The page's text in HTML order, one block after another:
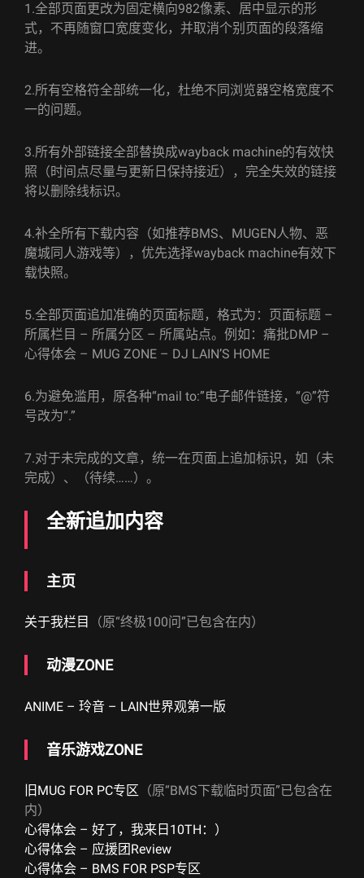
1.全部页面更改为固定横向982像素、居中显示的形
式，不再随窗口宽度变化，并取消个别页面的段落缩
进。
2.所有空格符全部统一化，杜绝不同浏览器空格宽度不
一的问题。
3.所有外部链接全部替换成wayback machine的有效快
照（时间点尽量与更新日保持接近），完全失效的链接
将以删除线标识。
4.补全所有下载内容（如推荐BMS、MUGEN人物、恶
魔城同人游戏等），优先选择wayback machine有效下
载快照。
5.全部页面追加准确的页面标题，格式为：页面标题 –
所属栏目 – 所属分区 – 所属站点。例如：痛批DMP –
心得体会 – MUG ZONE – DJ LAIN’S HOME
6.为避免滥用，原各种“mail to:”电子邮件链接，“@”符
号改为“.”
7.对于未完成的文章，统一在页面上追加标识，如（未
完成）、（待续……）。
全新追加内容
主页
关于我栏目 （原“终极100问”已包含在内）
动漫ZONE
ANIME – 玲音 – LAIN世界观第一版
音乐游戏ZONE
旧MUG FOR PC专区 （原“BMS下载临时页面”已包含在
内）
心得体会 – 好了，我来日10TH：）
心得体会 – 应援团Review
心得体会 – BMS FOR PSP专区